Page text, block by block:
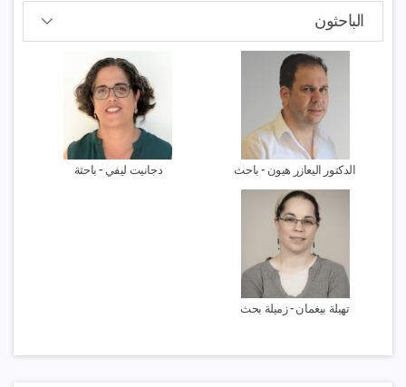
الدكتور اليعازر هيون -باحث دجانيت ليفي -باحثة
تهيلة بيغمان -زميلة بحث